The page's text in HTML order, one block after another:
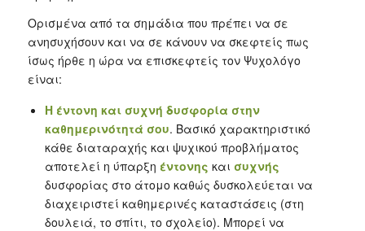
Ορισμένα από τα σημάδια που πρέπει να σε
ανησυχήσουν και να σε κάνουν να σκεφτείς πως
ίσως ήρθε η ώρα να επισκεφτείς τον Ψυχολόγο
είναι:
Η έντονη και συχνή δυσφορία στην
καθημερινότητά σου. Βασικό χαρακτηριστικό
κάθε διαταραχής και ψυχικού προβλήματος
αποτελεί η ύπαρξη έντονης και συχνής
δυσφορίας στο άτομο καθώς δυσκολεύεται να
διαχειριστεί καθημερινές καταστάσεις (στη
δουλειά, το σπίτι, το σχολείο). Μπορεί να